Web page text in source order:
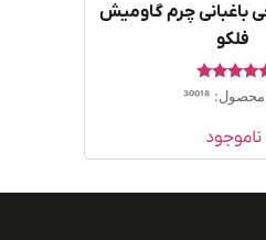
چرم گاومیش
فلکو
امتیاز
5.00
30018
ناموجود